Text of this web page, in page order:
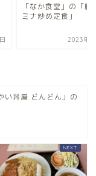
「なか食堂」の「豚
ミナ炒め定食」
2023年4
い丼屋 どんどん」の